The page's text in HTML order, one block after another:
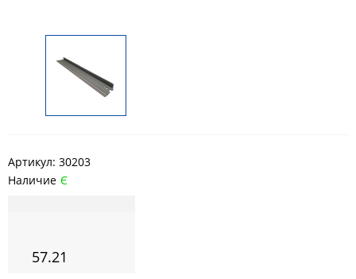
Артикул: 30203
Наличие Є
57.21